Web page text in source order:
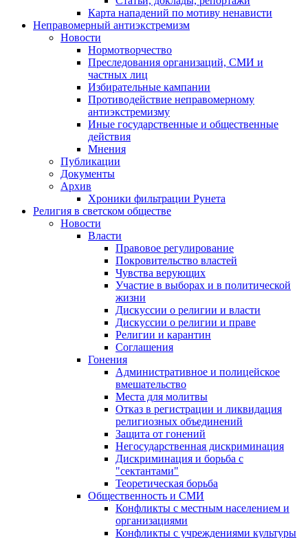
Карта нападений по мотиву ненависти
Неправомерный антиэкстремизм
Новости
Нормотворчество
Преследования организаций, СМИ и
частных лиц
Избирательные кампании
Противодействие неправомерному
антиэкстремизму
Иные государственные и общественные
действия
Мнения
Публикации
Документы
Архив
Хроники фильтрации Рунета
Религия в светском обществе
Новости
Власти
Правовое регулирование
Покровительство властей
Чувства верующих
Участие в выборах и в политической
жизни
Дискуссии о религии и власти
Дискуссии о религии и праве
Религии и карантин
Соглашения
Гонения
Административное и полицейское
вмешательство
Места для молитвы
Отказ в регистрации и ликвидация
религиозных объединений
Защита от гонений
Негосударственная дискриминация
Дискриминация и борьба с
"сектантами"
Теоретическая борьба
Общественность и СМИ
Конфликты с местным населением и
организациями
Конфликты с учреждениями культуры